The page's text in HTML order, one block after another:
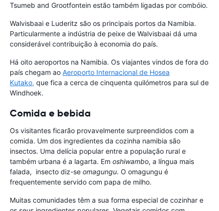
Tsumeb and Grootfontein estão também ligadas por combóio.
Walvisbaai e Luderitz são os principais portos da Namibia.
Particularmente a indústria de peixe de Walvisbaai dá uma
considerável contribuição à economia do país.
Há oito aeroportos na Namibia. Os viajantes vindos de fora do
país chegam ao Aeroporto Internacional de Hosea
Kutako, que fica a cerca de cinquenta quilómetros para sul de
Windhoek.
Comida e bebida
Os visitantes ficarão provavelmente surpreendidos com a
comida. Um dos ingredientes da cozinha namibia são
insectos. Uma delícia popular entre a população rural e
também urbana é a lagarta. Em oshiwambo, a língua mais
falada, insecto diz-se omagungu. O omagungu é
frequentemente servido com papa de milho.
Muitas comunidades têm a sua forma especial de cozinhar e